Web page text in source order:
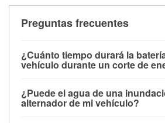
Preguntas frecuentes
¿Cuánto tiempo durará la
vehículo durante un corte de
alimentar pequeños accesorios
limitado, pero el uso repetido sin
¿Puede el agua de una
alternador de mi vehículo?